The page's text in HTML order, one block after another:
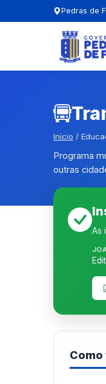
Pedras de
Início /
Programa
outras
As